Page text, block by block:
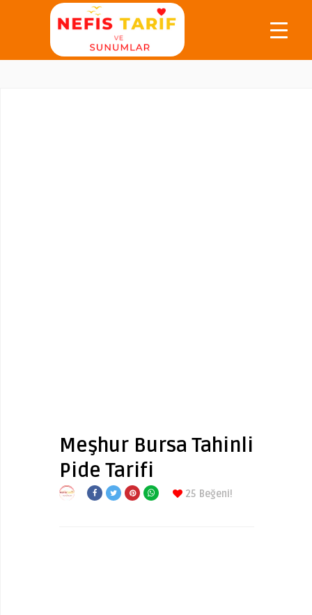
Meşhur Bursa Tahinli
Pide Tarifi
25 Beğeni!